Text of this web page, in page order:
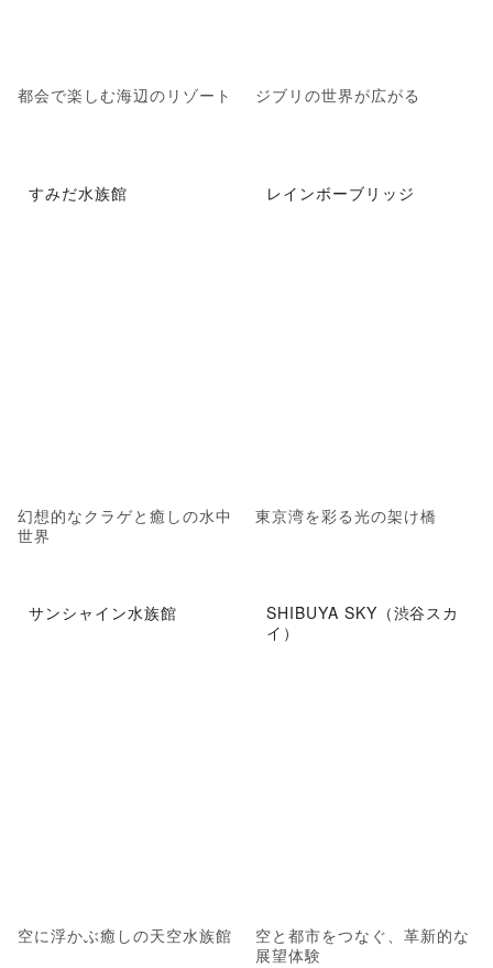
都会で楽しむ海辺のリゾート ジブリの世界が広がる
すみだ水族館
幻想的なクラゲと癒しの水中
世界
レインボーブリッジ
東京湾を彩る光の架け橋
サンシャイン水族館
空に浮かぶ癒しの天空水族館
SHIBUYA SKY（渋谷スカ
イ）
空と都市をつなぐ、革新的な
展望体験